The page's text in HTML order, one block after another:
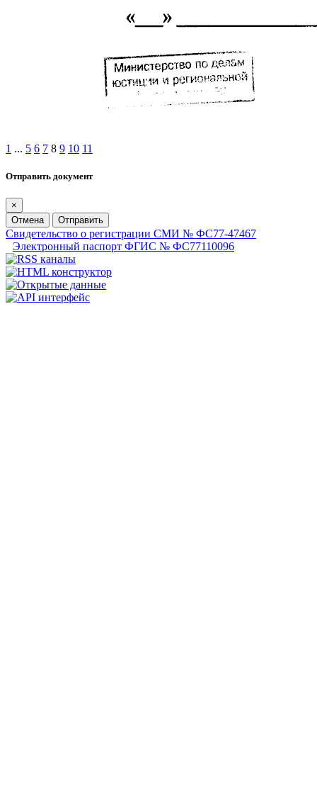
1 ... 5 6 7 8 9 10 11
Отправить документ
×
Отмена
Отправить
Свидетельство о регистрации СМИ № ФС77-47467
Электронный паспорт ФГИС № ФС77110096